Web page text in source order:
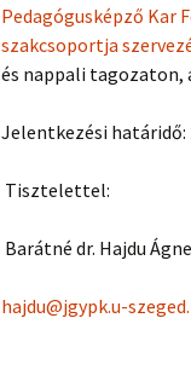
Pedagógusképző Kar
szakcsoportja
és nappali tagozaton,
Jelentkezési határidő:
Tisztelettel:
Barátné dr. Hajdu
hajdu@jgypk.u-